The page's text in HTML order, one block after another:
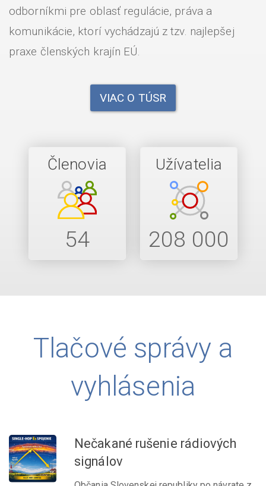
odborníkmi pre oblasť regulácie, práva a
komunikácie, ktorí vychádzajú z tzv. najlepšej
praxe členských krajín EÚ.
VIAC O TÚSR
Členovia
54
Užívatelia
208 000
Tlačové správy a
vyhlásenia
Nečakané rušenie rádiových
signálov